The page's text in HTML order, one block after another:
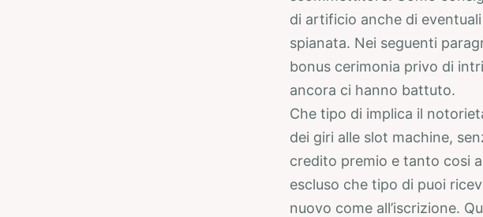
di artificio anche di
spianata. Nei seguenti
bonus cerimonia privo di
ancora ci hanno battuto.
Che tipo di implica il
dei giri alle slot machine,
credito premio e tanto cosi
escluso che tipo di puoi
nuovo come all’iscrizione.